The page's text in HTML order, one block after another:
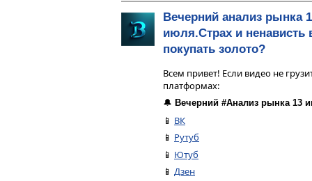
Вечерний анализ рынка
июля.Страх и ненависть
покупать золото?
Всем привет! Если видео не
платформах:
🔔 Вечерний #Анализ рынка 13
📱 ВК
📱 Рутуб
📱 Ютуб
📱 Дзен